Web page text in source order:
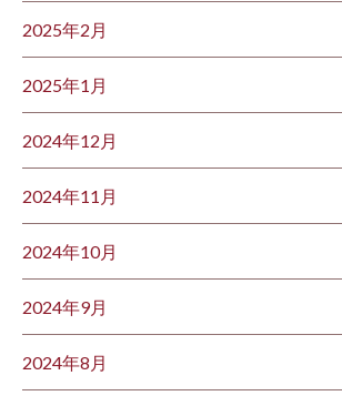
2025年2月
2025年1月
2024年12月
2024年11月
2024年10月
2024年9月
2024年8月